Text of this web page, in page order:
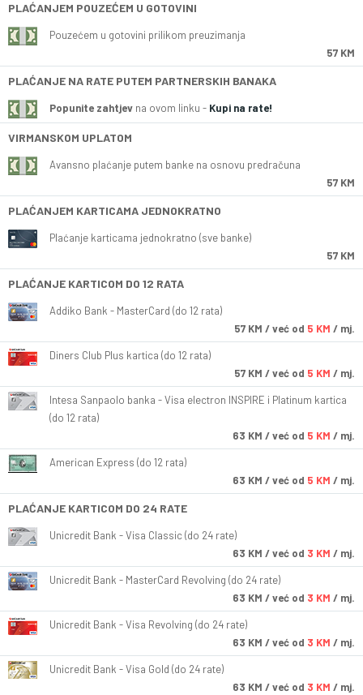
PLAĆANJEM POUZEĆEM U GOTOVINI
Pouzećem u gotovini prilikom preuzimanja
57 KM
PLAĆANJE NA RATE PUTEM PARTNERSKIH BANAKA
Popunite zahtjev na ovom linku - Kupi na rate!
VIRMANSKOM UPLATOM
Avansno plaćanje putem banke na osnovu predračuna
57 KM
PLAĆANJEM KARTICAMA JEDNOKRATNO
Plaćanje karticama jednokratno (sve banke)
57 KM
PLAĆANJE KARTICOM DO 12 RATA
Addiko Bank - MasterCard (do 12 rata)
57 KM / već od 5 KM / mj.
Diners Club Plus kartica (do 12 rata)
57 KM / već od 5 KM / mj.
Intesa Sanpaolo banka - Visa electron INSPIRE i Platinum kartica
(do 12 rata)
63 KM / već od 5 KM / mj.
American Express (do 12 rata)
63 KM / već od 5 KM / mj.
PLAĆANJE KARTICOM DO 24 RATE
Unicredit Bank - Visa Classic (do 24 rate)
63 KM / već od 3 KM / mj.
Unicredit Bank - MasterCard Revolving (do 24 rate)
63 KM / već od 3 KM / mj.
Unicredit Bank - Visa Revolving (do 24 rate)
63 KM / već od 3 KM / mj.
Unicredit Bank - Visa Gold (do 24 rate)
63 KM / već od 3 KM / mj.